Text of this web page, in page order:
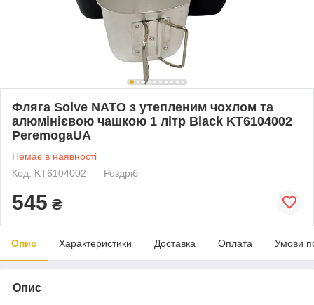
Фляга Solve NATO з утепленим чохлом та
алюмінієвою чашкою 1 літр Black KT6104002
PeremogaUA
Немає в наявності
Код: KT6104002
Роздріб
545 ₴
Опис Характеристики Доставка Оплата Умови
Опис